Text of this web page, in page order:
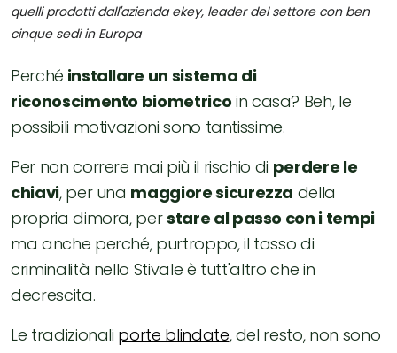
quelli prodotti dall'azienda ekey, leader del settore con ben
cinque sedi in Europa
Perché installare un sistema di
riconoscimento biometrico in casa? Beh, le
possibili motivazioni sono tantissime.
Per non correre mai più il rischio di perdere le
chiavi, per una maggiore sicurezza della
propria dimora, perstare al passo con i tempi
ma anche perché, purtroppo, il tasso di
criminalità nello Stivale è tutt'altro che in
decrescita.
Le tradizionali porte blindate, del resto, non sono